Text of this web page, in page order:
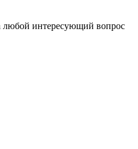
любой интересующий вопрос